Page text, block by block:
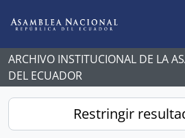
ARCHIVO INSTITUCIONAL DE LA
DEL ECUADOR
Restringir